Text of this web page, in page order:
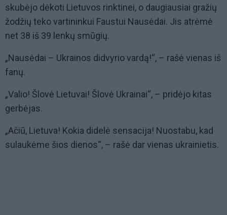
skubėjo dėkoti Lietuvos rinktinei, o daugiausiai gražių
žodžių teko vartininkui Faustui Nausėdai. Jis atrėmė
net 38 iš 39 lenkų smūgių.
„Nausėdai – Ukrainos didvyrio vardą!“, – rašė vienas iš
fanų.
„Valio! Šlovė Lietuvai! Šlovė Ukrainai“, – pridėjo kitas
gerbėjas.
„Ačiū, Lietuva! Kokia didelė sensacija! Nuostabu, kad
sulaukėme šios dienos“, – rašė dar vienas ukrainietis.